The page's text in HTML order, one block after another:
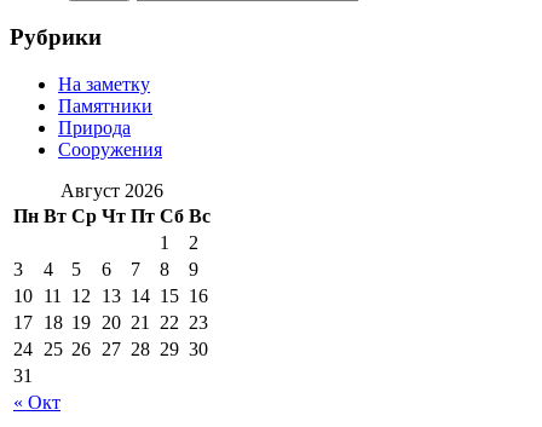
Рубрики
На заметку
Памятники
Природа
Сооружения
Август 2026
Пн Вт Ср Чт Пт Сб Вс
« Окт
1
2
3
4 5 6 7 8
9
10 11 12 13 14 15 16
17 18 19 20 21 22 23
24 25 26 27 28 29 30
31